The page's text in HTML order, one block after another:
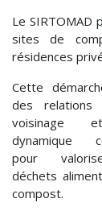
Le
sites de
résidences
Cette
des relations
voisinage
dynamique
pour
déchets
compost.